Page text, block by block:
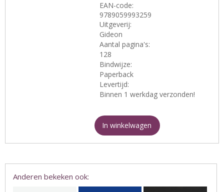
EAN-code:
9789059993259
Uitgeverij:
Gideon
Aantal pagina's:
128
Bindwijze:
Paperback
Levertijd:
Binnen 1 werkdag verzonden!
In winkelwagen
Anderen bekeken ook: